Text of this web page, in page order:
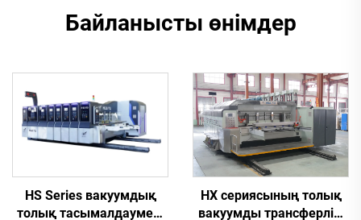
Байланысты өнімдер
HS Series вакуумдық
толық тасымалдаумен,
HX сериясының толық
вакуумды трансферлік,